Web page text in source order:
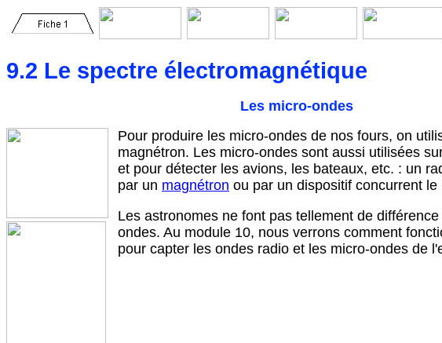
9.2 Le spectre électromagnétique
Les micro-ondes
Pour produire les micro-ondes de nos fours, on
magnétron. Les micro-ondes sont aussi utilisées
et pour détecter les avions, les bateaux, etc. : un
par un magnétron ou par un dispositif concurrent le
Les astronomes ne font pas tellement de
ondes. Au module 10, nous verrons comment
pour capter les ondes radio et les micro-ondes de